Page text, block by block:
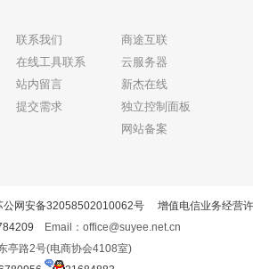
联系我们
在线工具联系
站内留言
提交需求
商途互联
云服务器
新杰在线
独立控制面板
网站备案
公网安备32058502010062号
增值电信业务经营
Email：office@suyee.net.cn
亭路2号(电商协会4108室)